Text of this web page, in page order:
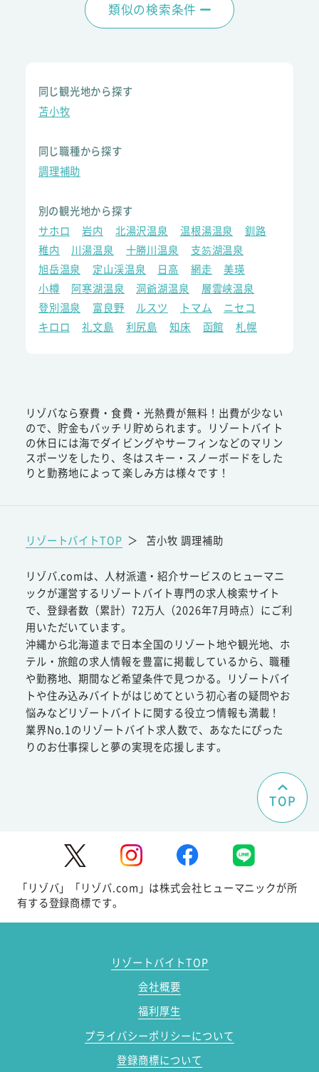
類似の検索条件
同じ観光地から探す
苫小牧
同じ職種から探す
調理補助
別の観光地から探す
サホロ
岩内 北湯沢温泉 温根湯温泉
釧路
稚内
川湯温泉 十勝川温泉
支笏湖温泉
旭岳温泉
定山渓温泉 日高 網走
美瑛
小樽
阿寒湖温泉 洞爺湖温泉
層雲峡温泉
登別温泉
富良野 ルスツ トマム
ニセコ
キロロ
礼文島 利尻島 知床 函館 札幌
リゾバなら寮費・食費・光熱費が無料！出費が少ない
ので、貯金もバッチリ貯められます。リゾートバイト
の休日には海でダイビングやサーフィンなどのマリン
スポーツをしたり、冬はスキー・スノーボードをした
りと勤務地によって楽しみ方は様々です！
リゾートバイトTOP ＞ 苫小牧 調理補助
リゾバ.comは、人材派遣・紹介サービスのヒューマニ
ックが運営するリゾートバイト専門の求人検索サイト
で、登録者数（累計）72万人（2026年7月時点）にご利
用いただいています。
沖縄から北海道まで日本全国のリゾート地や観光地、ホ
テル・旅館の求人情報を豊富に掲載しているから、職種
や勤務地、期間など希望条件で見つかる。リゾートバイ
トや住み込みバイトがはじめてという初心者の疑問やお
悩みなどリゾートバイトに関する役立つ情報も満載！
業界No.1のリゾートバイト求人数で、あなたにぴった
りのお仕事探しと夢の実現を応援します。
TOP
「リゾバ」「リゾバ.com」は株式会社ヒューマニックが所
有する登録商標です。
リゾートバイトTOP
会社概要
福利厚生
プライバシーポリシーについて
登録商標について